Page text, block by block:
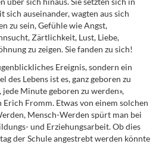
sich auseinander, wagten aus sich
zu sein, Gefühle wie Angst,
Zärtlichkeit, Lust, Liebe,
zu zeigen. Sie fanden zu sich!
Ereignis, sondern ein
des Lebens ist es, ganz geboren zu
Minute geboren zu werden»,
Fromm. Etwas von einem solchen
Mensch-Werden spürt man bei
und Erziehungsarbeit. Ob dies
der Schule angestrebt werden könnte